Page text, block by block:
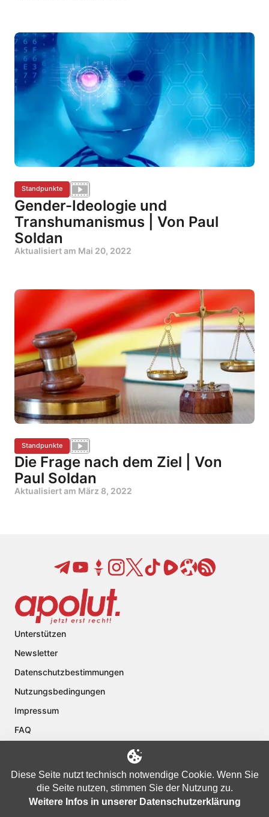
Standpunkte
Gender-Ideologie und
Transhumanismus | Von Paul
Soldan
Aktualisiert am Mai 20, 2022
Standpunkte
Die Frage nach dem Ziel | Von
Paul Soldan
Aktualisiert am März 8, 2022
Unterstützen
Newsletter
Datenschutzbestimmungen
Nutzungsbedingungen
Impressum
FAQ
Diese Seite nutzt technisch notwendige Cookie. Wenn Sie
die Seite nutzen, stimmen Sie der Nutzung zu.
Weitere Infos in unserer Datenschutzerklärung